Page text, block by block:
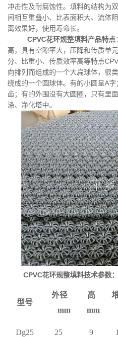
系
方
式
在
线
留
言
冲击性及耐腐蚀性。填料的结构为
间相互重叠小、比表面积大、流体
离效果好，使用寿命长。
CPVC花环规整填料产品特点
高，具有空隙率大，压降和传质单
分、比重小、传质效率高等特点
向排列而组成的一个大扁球体，很
绕成的一个圆球体。有的小圆呈A字
齿；有的外围没有大圆圈，只有里
涤、净化塔中。
CPVC花环规整填料技术参数：
型号
外径
mm
高
mm
Dg25 25 9